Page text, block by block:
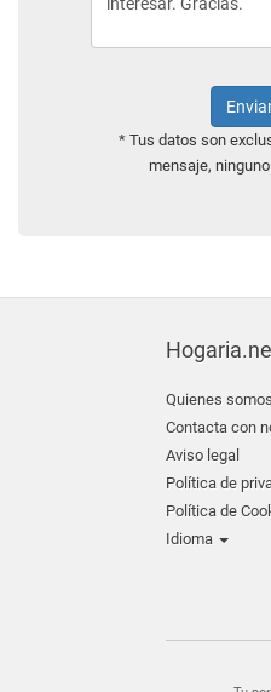
* Tus datos son
mensaje,
Quienes somos
Contacta con
Aviso legal
Política de
Política de
Idioma